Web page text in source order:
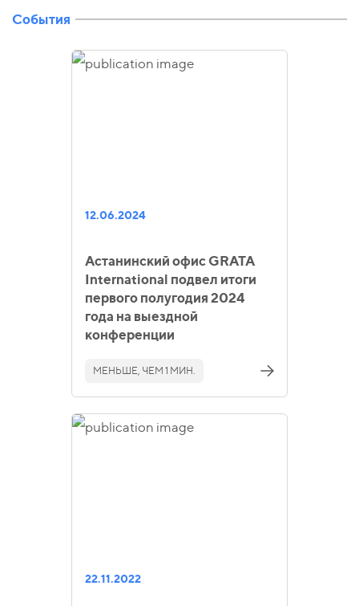
События
12.06.2024
Астанинский офис GRATA
International подвел итоги
первого полугодия 2024
года на выездной
конференции
МЕНЬШЕ, ЧЕМ 1 МИН.
22.11.2022